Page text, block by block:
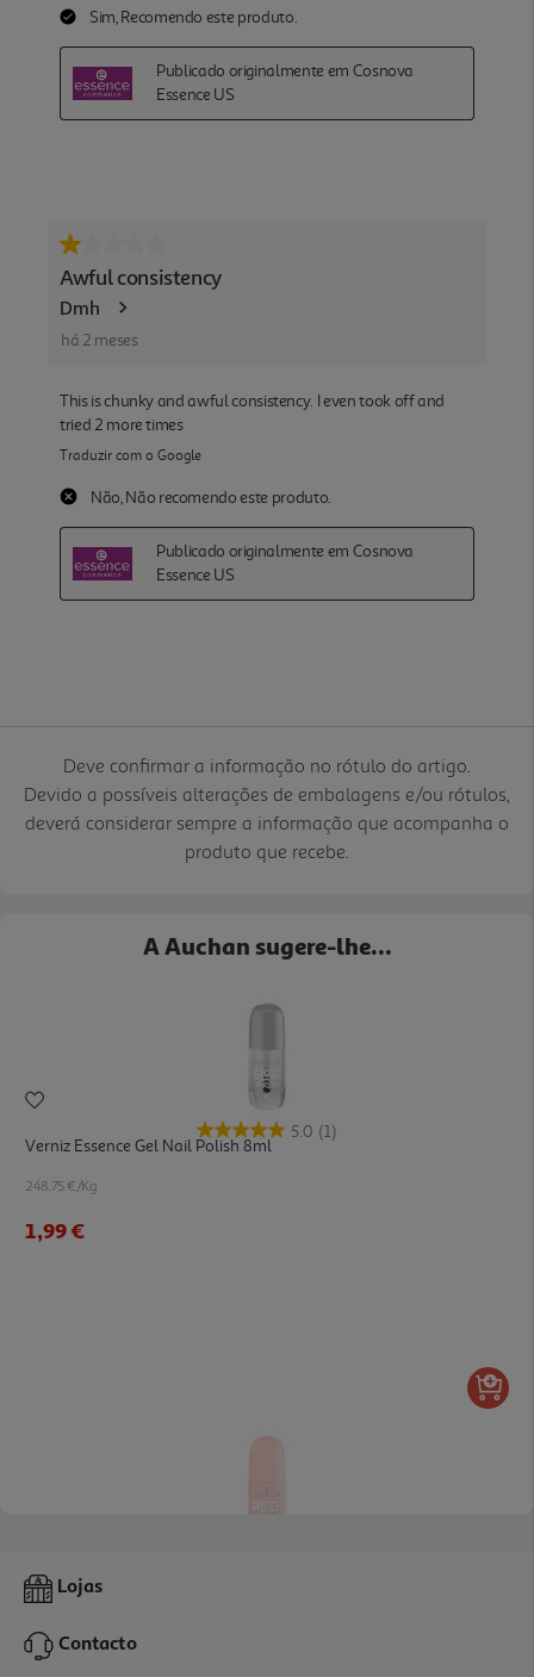
Deve confirmar a informação no rótulo do artigo.
Devido a possíveis alterações de embalagens e/ou rótulos,
deverá considerar sempre a informação que acompanha o
produto que recebe.
A Auchan sugere-lhe...
5.0 (1)
Verniz Essence Gel Nail Polish 8ml
248.75 €/Kg
1,99 €
Verniz Essence Gel Nail Polish 8ml
1,99 €
Lojas
Contacto